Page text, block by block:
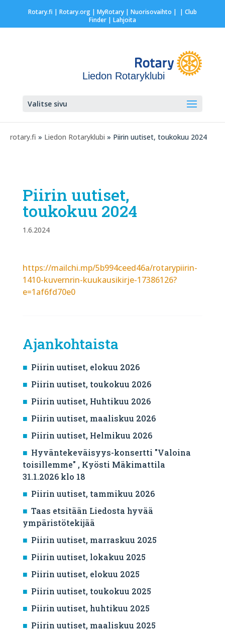
Rotary.fi | Rotary.org| MyRotary | Nuorisovaihto | | Club
Finder| Lahjoita
Liedon Rotaryklubi
Valitse sivu
rotary.fi » Liedon Rotaryklubi » Piirin uutiset, toukokuu 2024
Piirin uutiset,
toukokuu 2024
1.6.2024
https://mailchi.mp/5b994ceed46a/rotarypiirin-
1410-kuvernrin-kuukausikirje-17386126?
e=1af6fd70e0
Ajankohtaista
Piirin uutiset, elokuu 2026
Piirin uutiset, toukokuu 2026
Piirin uutiset, Huhtikuu 2026
Piirin uutiset, maaliskuu 2026
Piirin uutiset, Helmikuu 2026
Hyväntekeväisyys-konsertti "Valoina
toisillemme" , Kyösti Mäkimattila
31.1.2026 klo 18
Piirin uutiset, tammikuu 2026
Taas etsitään Liedosta hyvää
ympäristötekijää
Piirin uutiset, marraskuu 2025
Piirin uutiset, lokakuu 2025
Piirin uutiset, elokuu 2025
Piirin uutiset, toukokuu 2025
Piirin uutiset, huhtikuu 2025
Piirin uutiset, maaliskuu 2025